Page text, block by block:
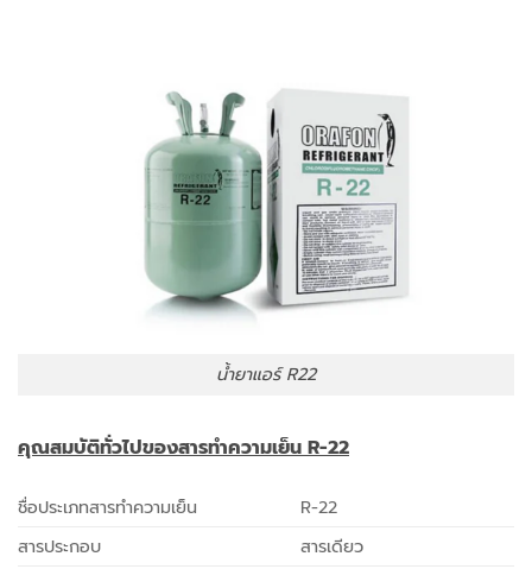
น้ำยาแอร์ R22
คุณสมบัติทั่วไปของสารทำความเย็น R-22
ชื่อประเภทสารทำความเย็น
R-22
สารประกอบ
สารเดียว